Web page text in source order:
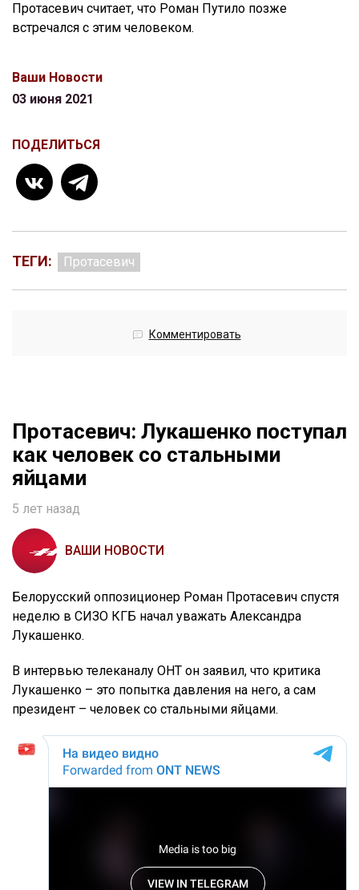
Протасевич считает, что Роман Путило позже
встречался с этим человеком.
Ваши Новости
03 июня 2021
ПОДЕЛИТЬСЯ
ТЕГИ: Протасевич
Комментировать
Протасевич: Лукашенко поступал
как человек со стальными
яйцами
5 лет назад
ВАШИ НОВОСТИ
Белорусский оппозиционер Роман Протасевич спустя
неделю в СИЗО КГБ начал уважать Александра
Лукашенко.
В интервью телеканалу ОНТ он заявил, что критика
Лукашенко – это попытка давления на него, а сам
президент – человек со стальными яйцами.